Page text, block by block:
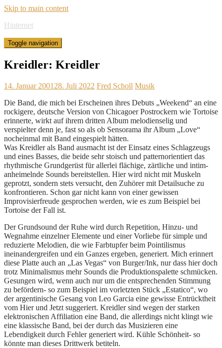
Skip to main content
Hinternet
Toggle navigation
Kreidler: Kreidler
14. Januar 2001 28. Juli 2022 Fred Scholl Musik
Die Band, die mich bei Erscheinen ihres Debuts „Weekend“ an eine
rockigere, deutsche Version von Chicagoer Postrockern wie Tortoise
erinnerte, wirkt auf ihrem dritten Album melodienselig und
verspielter denn je, fast so als ob Sensorama ihr Album „Love“
nocheinmal mit Band eingespielt hätten.
Was Kreidler als Band ausmacht ist der Einsatz eines Schlagzeugs
und eines Basses, die beide sehr stoisch und patternorientiert das
rhythmische Grundgerüst für allerlei flächige, zärtliche und intim-
anheimelnde Sounds bereitstellen. Hier wird nicht mit Muskeln
geprotzt, sondern stets versucht, den Zuhörer mit Detailsuche zu
konfrontieren. Schon gar nicht kann von einer gewissen
Improvisierfreude gesprochen werden, wie es zum Beispiel bei
Tortoise der Fall ist.
Der Grundsound der Ruhe wird durch Repetition, Hinzu- und
Wegnahme einzelner Elemente und einer Vorliebe für simple und
reduzierte Melodien, die wie Farbtupfer beim Pointilismus
ineinandergreifen und ein Ganzes ergeben, generiert. Mich erinnert
diese Platte auch an „Las Vegas“ von Burger/Ink, nur dass hier doch
trotz Minimalismus mehr Sounds die Produktionspalette schmücken.
Gesungen wird, wenn auch nur um die entsprechenden Stimmung
zu befördern- so zum Beispiel im vorletzten Stück „Estatico“, wo
der argentinische Gesang von Leo Garcia eine gewisse Entrücktheit
vom Hier und Jetzt suggeriert. Kreidler sind wegen der starken
elektronischen Affiliation eine Band, die allerdings nicht klingt wie
eine klassische Band, bei der durch das Musizieren eine
Lebendigkeit durch Fehler generiert wird. Kühle Schönheit- so
könnte man dieses Drittwerk betiteln.